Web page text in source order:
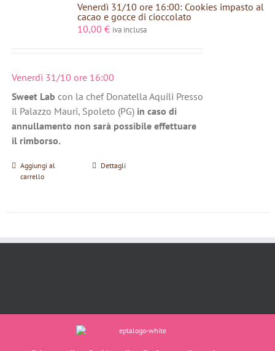
Venerdì 31/10 ore 16:00: Cookies impasto al
cacao e gocce di cioccolato
10,00 € iva inclusa
Venerdì 31/10 ore 16:00
Sweet Lab con la chef Donatella Aquili Presso
il Palazzo Mauri, Spoleto (PG) in caso di
annullamento non sarà possibile effettuare
il rimborso.
Aggiungi al
carrello
Dettagli